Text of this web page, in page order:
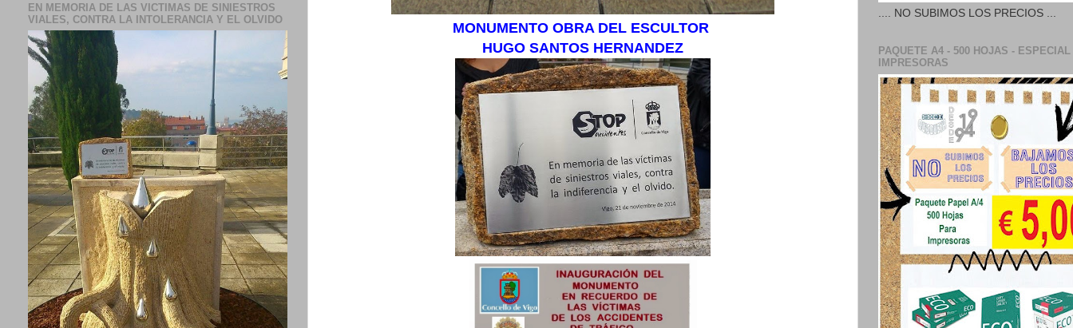
MONUMENTO OBRA DEL ESCULTOR
HUGO SANTOS HERNANDEZ
EN MEMORIA DE LAS VICTIMAS DE SINIESTROS
VIALES, CONTRA LA INTOLERANCIA Y EL OLVIDO
.... NO SUBIMOS LOS PRECIOS ...
PAQUETE A4 - 500 HOJAS - ESPECIAL
IMPRESORAS